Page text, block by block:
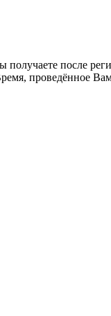
получаете после
проведённое